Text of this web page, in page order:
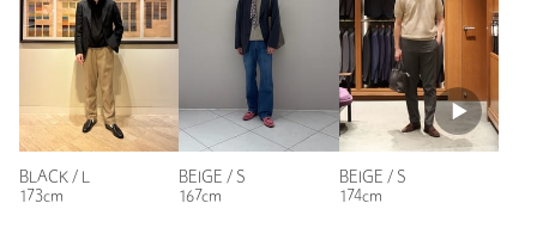
購入商品のサイズ感：
ちょうどよい
リネンが入っているので涼しく感じました。
オフィスカジュアルにも使えそうです。
サイズはちょうど良かったです。
性別： 男性
年代： 50代前半
BLACK / L
173cm
BEIGE / S
167cm
BEIGE / S
174cm